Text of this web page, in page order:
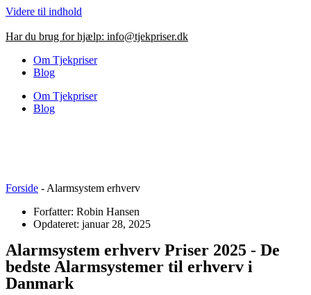
Videre til indhold
Har du brug for hjælp: info@tjekpriser.dk
Om Tjekpriser
Blog
Om Tjekpriser
Blog
Forside - Alarmsystem erhverv
Forfatter: Robin Hansen
Opdateret: januar 28, 2025
Alarmsystem erhverv Priser 2025 - De
bedste Alarmsystemer til erhverv i
Danmark